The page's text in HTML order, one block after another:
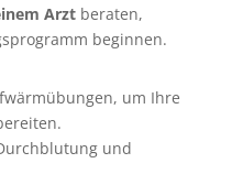
Arztberaten,
beginnen.
um Ihre
und